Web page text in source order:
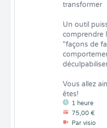
1 heure
75,00 €
Par visio
transformer
Un outil
comprendre
"façons de
Vous allez
êtes!